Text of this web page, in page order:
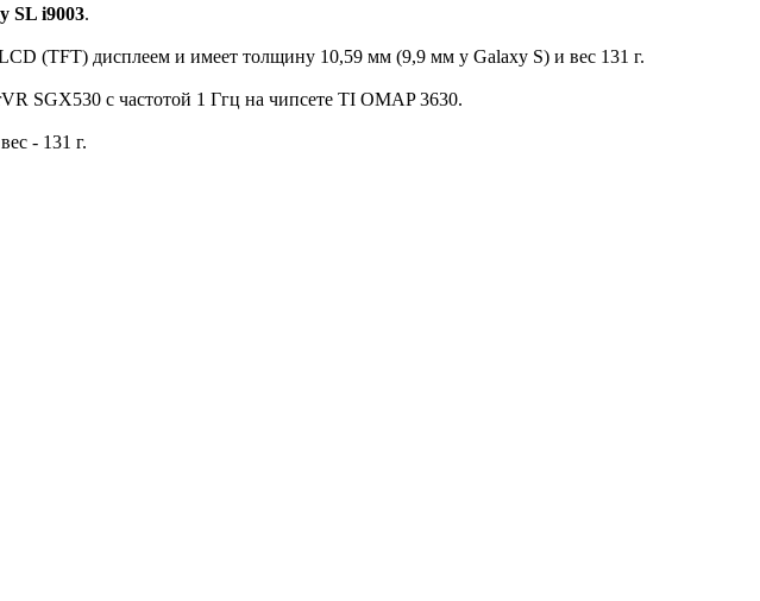
SL i9003.
(TFT) дисплеем и имеет толщину 10,59 мм (9,9 мм у Galaxy S) и вес 131 г.
SGX530 с частотой 1 Ггц на чипсете TI OMAP 3630.
- 131 г.